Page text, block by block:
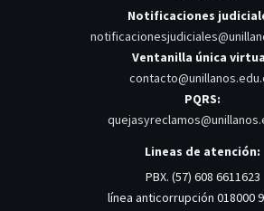
Notificaciones
Ventanilla única
PQRS:
Lineas de atención:
PBX. (57) 608 6611623
línea anticorrupción 018000